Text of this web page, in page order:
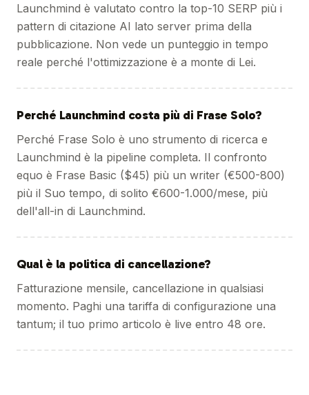
Launchmind è valutato contro la top-10 SERP più i
pattern di citazione AI lato server prima della
pubblicazione. Non vede un punteggio in tempo
reale perché l'ottimizzazione è a monte di Lei.
Perché Launchmind costa più di Frase Solo?
Perché Frase Solo è uno strumento di ricerca e
Launchmind è la pipeline completa. Il confronto
equo è Frase Basic ($45) più un writer (€500-800)
più il Suo tempo, di solito €600-1.000/mese, più
dell'all-in di Launchmind.
Qual è la politica di cancellazione?
Fatturazione mensile, cancellazione in qualsiasi
momento. Paghi una tariffa di configurazione una
tantum; il tuo primo articolo è live entro 48 ore.